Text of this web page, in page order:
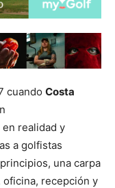
cuando Costa
realidad y
a golfistas
una carpa
recepción y